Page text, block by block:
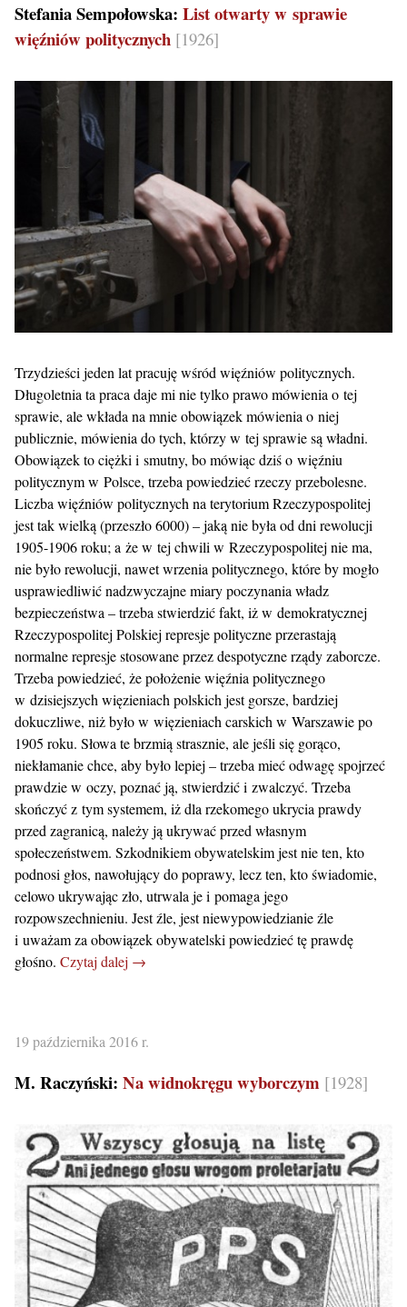
Stefania Sempołowska: List otwarty w sprawie
więźniów politycznych [1926]
Trzydzieści jeden lat pracuję wśród więźniów politycznych.
Długoletnia ta praca daje mi nie tylko prawo mówienia o tej
sprawie, ale wkłada na mnie obowiązek mówienia o niej
publicznie, mówienia do tych, którzy w tej sprawie są władni.
Obowiązek to ciężki i smutny, bo mówiąc dziś o więźniu
politycznym w Polsce, trzeba powiedzieć rzeczy przebolesne.
Liczba więźniów politycznych na terytorium Rzeczypospolitej
jest tak wielką (przeszło 6000) – jaką nie była od dni rewolucji
1905-1906 roku; a że w tej chwili w Rzeczypospolitej nie ma,
nie było rewolucji, nawet wrzenia politycznego, które by mogło
usprawiedliwić nadzwyczajne miary poczynania władz
bezpieczeństwa – trzeba stwierdzić fakt, iż w demokratycznej
Rzeczypospolitej Polskiej represje polityczne przerastają
normalne represje stosowane przez despotyczne rządy zaborcze.
Trzeba powiedzieć, że położenie więźnia politycznego
w dzisiejszych więzieniach polskich jest gorsze, bardziej
dokuczliwe, niż było w więzieniach carskich w Warszawie po
1905 roku. Słowa te brzmią strasznie, ale jeśli się gorąco,
niekłamanie chce, aby było lepiej – trzeba mieć odwagę spojrzeć
prawdzie w oczy, poznać ją, stwierdzić i zwalczyć. Trzeba
skończyć z tym systemem, iż dla rzekomego ukrycia prawdy
przed zagranicą, należy ją ukrywać przed własnym
społeczeństwem. Szkodnikiem obywatelskim jest nie ten, kto
podnosi głos, nawołujący do poprawy, lecz ten, kto świadomie,
celowo ukrywając zło, utrwala je i pomaga jego
rozpowszechnieniu. Jest źle, jest niewypowiedzianie źle
i uważam za obowiązek obywatelski powiedzieć tę prawdę
głośno. Czytaj dalej →
19 października 2016 r.
M. Raczyński: Na widnokręgu wyborczym [1928]